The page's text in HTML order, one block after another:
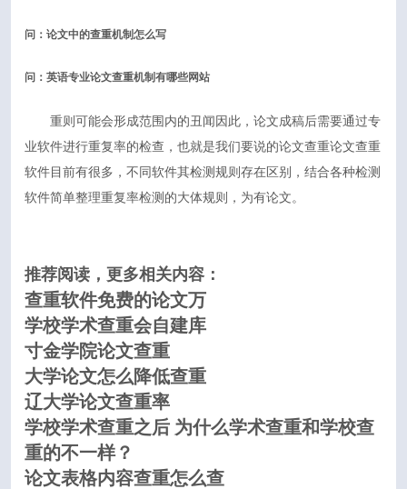
问：论文中的查重机制怎么写
问：英语专业论文查重机制有哪些网站
重则可能会形成范围内的丑闻因此，论文成稿后需要通过专
业软件进行重复率的检查，也就是我们要说的论文查重论文查重
软件目前有很多，不同软件其检测规则存在区别，结合各种检测
软件简单整理重复率检测的大体规则，为有论文。
推荐阅读，更多相关内容：
查重软件免费的论文万
学校学术查重会自建库
寸金学院论文查重
大学论文怎么降低查重
辽大学论文查重率
学校学术查重之后 为什么学术查重和学校查
重的不一样？
论文表格内容查重怎么查